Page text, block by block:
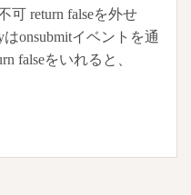
可 return falseを外せ
onsubmitイベントを通
falseをいれると、